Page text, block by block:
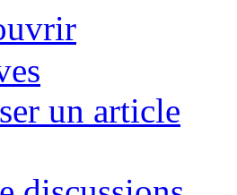
un article